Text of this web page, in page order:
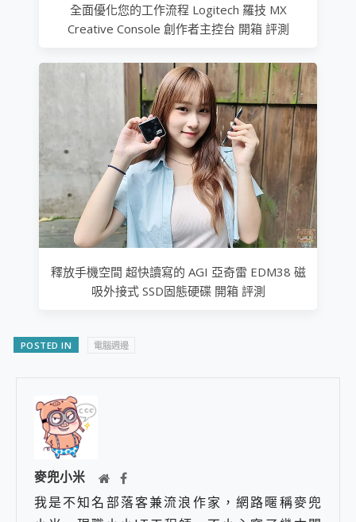
全面優化您的工作流程 Logitech 羅技 MX
Creative Console 創作者主控台 開箱 評測
釋放手機空間 超快讀寫的 AGI 亞奇雷 EDM38 磁
吸外接式 SSD固態硬碟 開箱 評測
POSTED IN 電腦週邊
麥兜小米
我是不知名部落客兼流浪作家，網路暱稱麥兜